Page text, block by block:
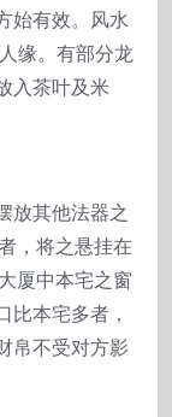
始有效。风水
缘。有部分龙
入茶叶及米
放其他法器之
，将之悬挂在
厦中本宅之窗
比本宅多者，
帛不受对方影